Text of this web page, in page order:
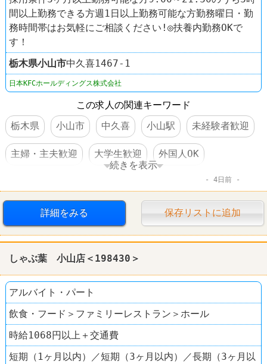
間以上勤務できる方週1日以上勤務可能な方勤務曜日・勤
務時間帯はお気軽にご相談ください!◎扶養内勤務OKで
す！
栃木県小山市中久喜1467-1
日本KFCホールディングス株式会社
この求人の関連キーワード
栃木県
小山市 中久喜 小山駅 未経験者歓迎
主婦・主夫歓迎 大学生歓迎 外国人OK
社員登用あり 車・バイク通勤可 髪型自由
ファーストフード ケンタッキーフライドチキン
続きを表示
4日前
詳細をみる 保存リストに追加
しゃぶ葉 小山店＜198430＞
アルバイト・パート
飲食・フード＞ファミリーレストラン＞ホール
時給1068円以上＋交通費
短期（1ヶ月以内）／短期（3ヶ月以内）／長期（3ヶ月以